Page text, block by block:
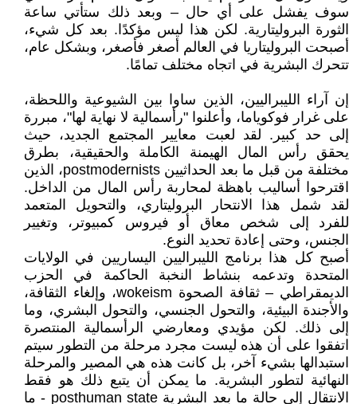
سوف يفشل على أي حال – وبعد ذلك ستأتي ساعة
الثورة البروليتارية. لكن هذا ليس مؤكدًا. بعد كل شيء،
أصبحت البروليتاريا في العالم أصغر فأصغر، وبشكل عام،
تتحرك البشرية في اتجاه مختلف تمامًا.
إن آراء الليبراليين، الذين ساوا بين الشيوعية واللحظة،
على غرار فوكوياما، وأعلنوا "رأسمالية لا نهاية لها"، مبررة
إلى حد كبير. لقد لعبت معايير المجتمع الجديد، حيث
يحقق رأس المال الهيمنة الكاملة والحقيقية، بطرق
مختلفة من قبل ما بعد الحداثيين postmodernists، الذين
اقترحوا أساليب باهظة لمحاربة رأس المال من الداخل.
لقد شمل هذا الانتحار البروليتاري، والتحويل المتعمد
للفرد إلى شخص معاق أو فيروس كمبيوتر، وتغيير
الجنس، وحتى إعادة تحديد النوع.
أصبح كل هذا برنامج الليبراليين اليساريين في الولايات
المتحدة وتدعمه بنشاط النخبة الحاكمة في الحزب
الديمقراطي – ثقافة الصحوة wokeism، وإلغاء الثقافة،
والأجندة البيئية، والتحول الجنسي، والتحول البشري، وما
إلى ذلك. لكن مؤيدي ومعارضي الرأسمالية المنتصرة
اتفقوا على أن هذه ليست مجرد مرحلة من التطور سيتم
استبدالها بشيء آخر، بل كانت هذه هي المصير والمرحلة
النهائية لتطور البشرية. ما يمكن أن يتبع ذلك هو فقط
الانتقال إلى حالة ما بعد البشرية posthuman state - ما